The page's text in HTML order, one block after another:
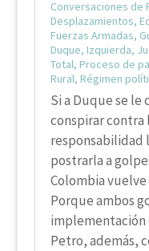
Conversaciones de
Desplazamientos,
Fuerzas Armadas,
Duque, Izquierda,
Total, Proceso de
Rural, Régimen
Si a Duque se le
conspirar contra
responsabilidad
postrarla a
Colombia vuelve
Porque ambos
implementación
Petro, además,